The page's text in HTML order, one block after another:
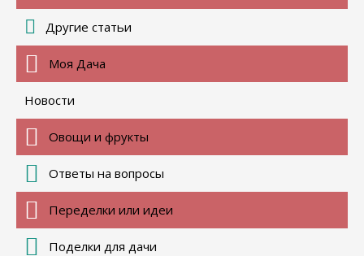
Другие статьи
Моя Дача
Новости
Овощи и фрукты
Ответы на вопросы
Переделки или идеи
Поделки для дачи